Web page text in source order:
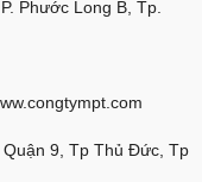
Phước Long B, Tp.
9, Tp Thủ Đức, Tp